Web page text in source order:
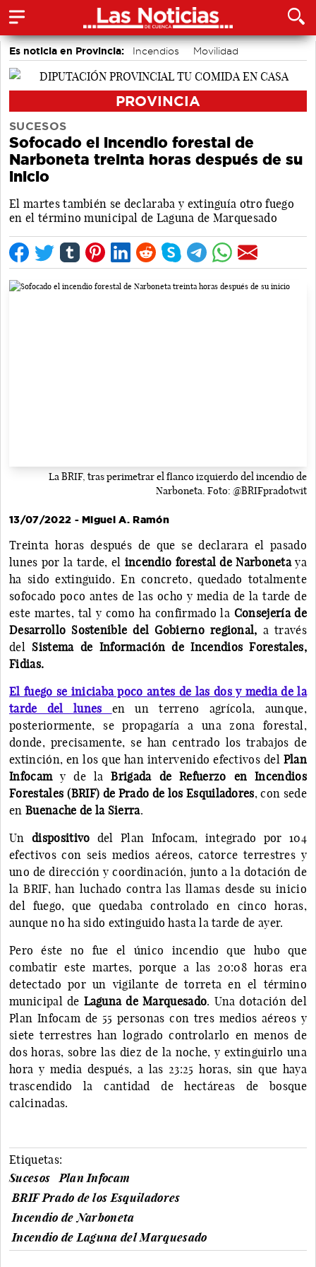
Es noticia en Provincia: Incendios Movilidad
PROVINCIA
SUCESOS
Sofocado el incendio forestal de
Narboneta treinta horas después de su
inicio
El martes también se declaraba y extinguía otro fuego
en el término municipal de Laguna de Marquesado
La BRIF, tras perimetrar el flanco izquierdo del incendio de
Narboneta. Foto: @BRIFpradotwit
13/07/2022 - Miguel A. Ramón
Treinta horas después de que se declarara el pasado
lunes por la tarde, el incendio forestal de Narbonetaya
ha sido extinguido. En concreto, quedado totalmente
sofocado poco antes de las ocho y media de la tarde de
este martes, tal y como ha confirmado la Consejería de
Desarrollo Sostenible del Gobierno regional, a través
del Sistema de Información de Incendios Forestales,
Fidias.
El fuego se iniciaba poco antes de las dos y media de la
tarde del lunes en un terreno agrícola, aunque,
posteriormente, se propagaría a una zona forestal,
donde, precisamente, se han centrado los trabajos de
extinción, en los que han intervenido efectivos del Plan
Infocamy de laBrigada de Refuerzo en Incendios
Forestales (BRIF) de Prado de los Esquiladores, con sede
en Buenache de la Sierra.
Un dispositivo del Plan Infocam, integrado por 104
efectivos con seis medios aéreos, catorce terrestres y
uno de dirección y coordinación, junto a la dotación de
la BRIF, han luchado contra las llamas desde su inicio
del fuego, que quedaba controlado en cinco horas,
aunque no ha sido extinguido hasta la tarde de ayer.
Pero éste no fue el único incendio que hubo que
combatir este martes, porque a las 20:08 horas era
detectado por un vigilante de torreta en el término
municipal de Laguna de Marquesado. Una dotación del
Plan Infocam de 55 personas con tres medios aéreos y
siete terrestres han logrado controlarlo en menos de
dos horas, sobre las diez de la noche, y extinguirlo una
hora y media después, a las 23:25 horas, sin que haya
trascendido la cantidad de hectáreas de bosque
calcinadas.
Etiquetas:
Sucesos
Plan Infocam
BRIF Prado de los Esquiladores
Incendio de Narboneta
Incendio de Laguna del Marquesado